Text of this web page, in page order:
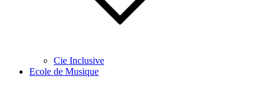
Cie Inclusive
Ecole de Musique